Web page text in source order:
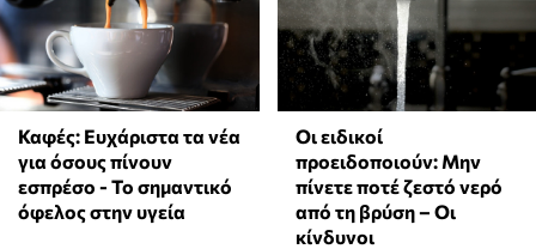
Καφές: Ευχάριστα τα νέα
για όσους πίνουν
εσπρέσο - Το σημαντικό
όφελος στην υγεία
Οι ειδικοί
προειδοποιούν: Μην
πίνετε ποτέ ζεστό νερό
από τη βρύση – Οι
κίνδυνοι